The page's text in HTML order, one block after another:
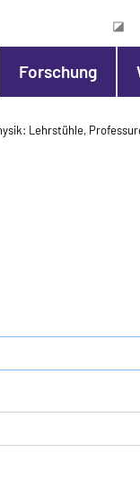
Forschung
Lehrstühle,